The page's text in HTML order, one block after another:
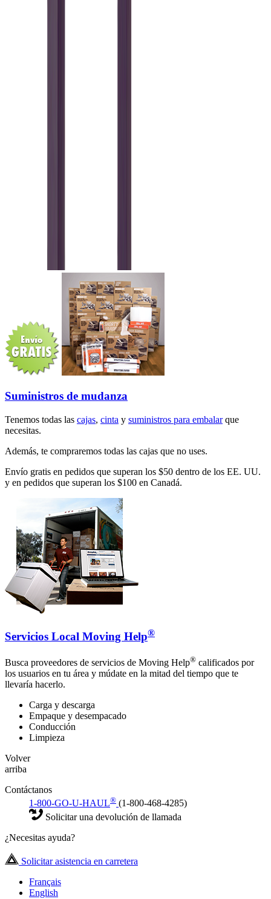
Suministros de mudanza
Tenemos todas las cajas, cinta y suministros para embalarque
necesitas.
Además, te compraremos todas las cajas que no uses.
Envío gratis en pedidos que superan los $50 dentro de los EE. UU.
y en pedidos que superan los $100 en Canadá.
Servicios Local Moving Help®
Busca proveedores de servicios de Moving Help® calificados por
los usuarios en tu área y múdate en la mitad del tiempo que te
llevaría hacerlo.
Carga y descarga
Empaque y desempacado
Conducción
Limpieza
Volver
arriba
Contáctanos
1-800-GO-U-HAUL® (1-800-468-4285)
Solicitar una devolución de llamada
¿Necesitas ayuda?
Solicitar asistencia en carretera
Français
English